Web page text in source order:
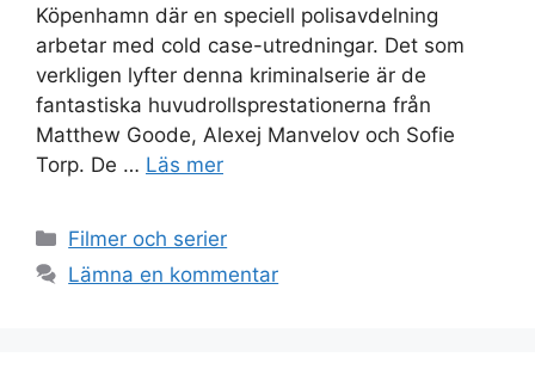
Köpenhamn där en speciell polisavdelning
arbetar med cold case-utredningar. Det som
verkligen lyfter denna kriminalserie är de
fantastiska huvudrollsprestationerna från
Matthew Goode, Alexej Manvelov och Sofie
Torp. De … Läs mer
Kategorier
Filmer och serier
Lämna en kommentar